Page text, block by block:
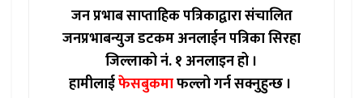
जन प्रभाब साप्ताहिक पत्रिकाद्वारा संचालित
जनप्रभाबन्युज डटकम अनलाईन पत्रिका सिरहा
जिल्लाको नं. १ अनलाइन हो ।
हामीलाईफेसबुकमाफल्लो गर्न सक्नुहुन्छ ।